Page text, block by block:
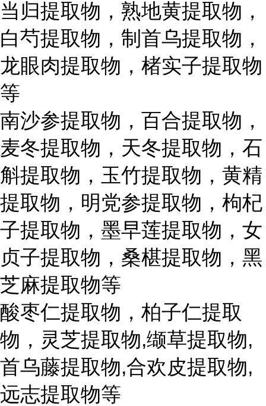
当归提取物，熟地黄提取物，
白芍提取物，制首乌提取物，
龙眼肉提取物，楮实子提取物
等
南沙参提取物，百合提取物，
麦冬提取物，天冬提取物，石
斛提取物，玉竹提取物，黄精
提取物，明党参提取物，枸杞
子提取物，墨早莲提取物，女
贞子提取物，桑椹提取物，黑
芝麻提取物等
酸枣仁提取物，柏子仁提取
物，灵芝提取物,缬草提取物,
首乌藤提取物,合欢皮提取物,
远志提取物等